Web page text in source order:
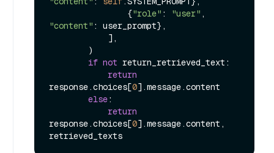
                {
"role" : "user"
"content" : user_prompt},
if not return_retrieved_text:
return
response.choices[0].message.content
else:
return
response.choices[0].message.content,